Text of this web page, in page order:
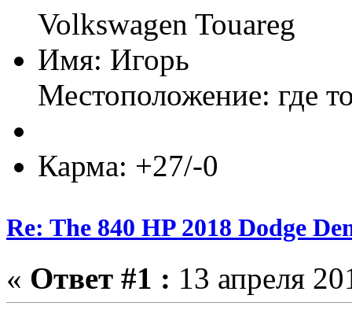
Volkswagen Touareg
Имя: Игорь
Местоположение: где
Карма: +27/-0
Re: The 840 HP 2018 Dodge
« Ответ #1 : 13 апреля